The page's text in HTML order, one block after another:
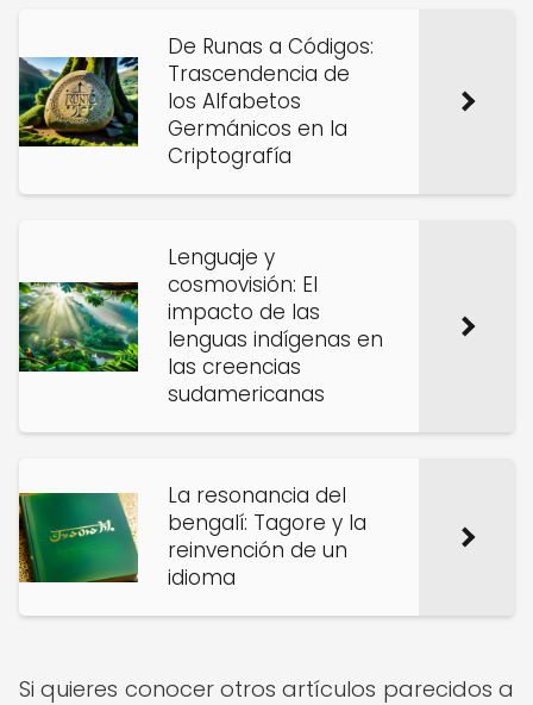
De Runas a Códigos:
Trascendencia de
los Alfabetos
Germánicos en la
Criptografía
Lenguaje y
cosmovisión: El
impacto de las
lenguas indígenas en
las creencias
sudamericanas
La resonancia del
bengalí: Tagore y la
reinvención de un
idioma
Si quieres conocer otros artículos parecidos a